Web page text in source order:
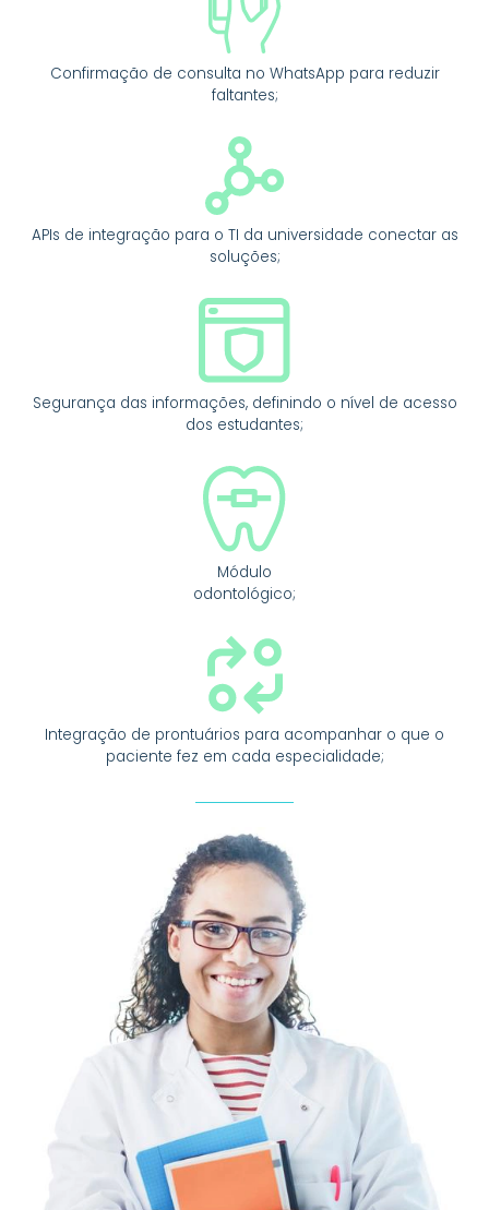
Confirmação de consulta no WhatsApp para reduzir
faltantes;
APIs de integração para o TI da universidade conectar as
soluções;
Segurança das informações, definindo o nível de acesso
dos estudantes;
Módulo
odontológico;
Integração de prontuários para acompanhar o que o
paciente fez em cada especialidade;